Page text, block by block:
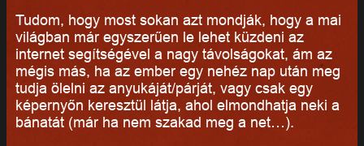
Tudom, hogy most sokan azt mondják, hogy a mai
világban már egyszerűen le lehet küzdeni az
internet segítségével a nagy távolságokat, ám az
mégis más, ha az ember egy nehéz nap után meg
tudja ölelni az anyukáját/párját, vagy csak egy
képernyőn keresztül látja, ahol elmondhatja neki a
bánatát (már ha nem szakad meg a net…).